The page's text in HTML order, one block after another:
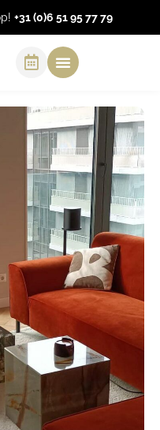
+31 (0)6 51 95 77 79